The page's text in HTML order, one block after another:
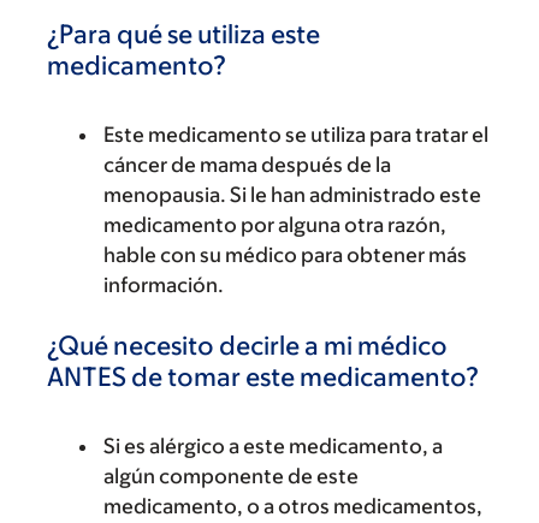
¿Para qué se utiliza este
medicamento?
Este medicamento se utiliza para tratar el
cáncer de mama después de la
menopausia. Si le han administrado este
medicamento por alguna otra razón,
hable con su médico para obtener más
información.
¿Qué necesito decirle a mi médico
ANTES de tomar este medicamento?
Si es alérgico a este medicamento, a
algún componente de este
medicamento, o a otros medicamentos,